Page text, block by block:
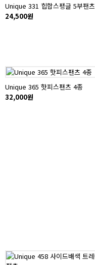
Unique 331 힙합스팽글 5부팬츠
24,500원
Unique 365 핫피스팬츠 4종
32,000원